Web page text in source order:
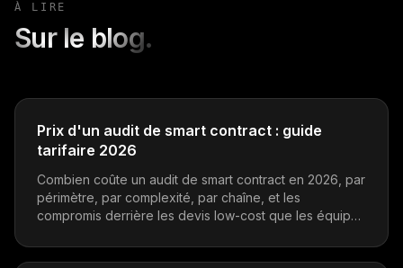
À LIRE
Sur le blog.
Prix d'un audit de smart contract : guide
tarifaire 2026
Combien coûte un audit de smart contract en 2026, par
périmètre, par complexité, par chaîne, et les
compromis derrière les devis low-cost que les équipes